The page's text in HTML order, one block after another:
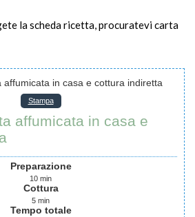
la scheda ricetta, procuratevi carta
Stampa
affumicata in casa e
Preparazione
10 min
Cottura
5 min
Tempo totale